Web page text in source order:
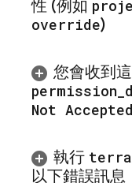
性 (例如
override)
您會收到
permission
Not Accepted
執行
以下錯誤訊息